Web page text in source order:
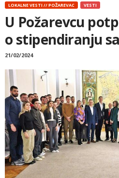
LOKALNE VESTI // POŽAREVAC VESTI
U Požarevcu
o stipendiranju
21/02/2024